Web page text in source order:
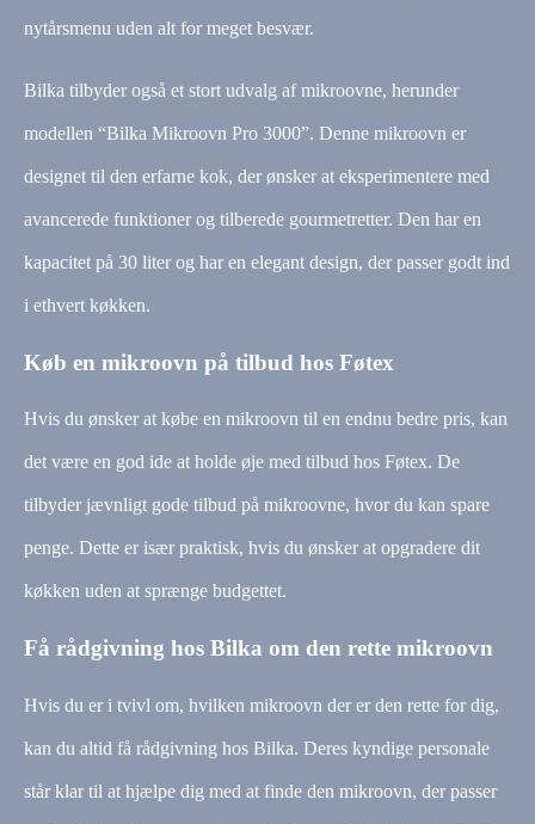
nytårsmenu uden alt for meget besvær.
Bilka tilbyder også et stort udvalg af mikroovne, herunder
modellen “Bilka Mikroovn Pro 3000”. Denne mikroovn er
designet til den erfarne kok, der ønsker at eksperimentere med
avancerede funktioner og tilberede gourmetretter. Den har en
kapacitet på 30 liter og har en elegant design, der passer godt ind
i ethvert køkken.
Køb en mikroovn på tilbud hos Føtex
Hvis du ønsker at købe en mikroovn til en endnu bedre pris, kan
det være en god ide at holde øje med tilbud hos Føtex. De
tilbyder jævnligt gode tilbud på mikroovne, hvor du kan spare
penge. Dette er især praktisk, hvis du ønsker at opgradere dit
køkken uden at sprænge budgettet.
Få rådgivning hos Bilka om den rette mikroovn
Hvis du er i tvivl om, hvilken mikroovn der er den rette for dig,
kan du altid få rådgivning hos Bilka. Deres kyndige personale
står klar til at hjælpe dig med at finde den mikroovn, der passer